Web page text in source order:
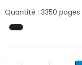
Quantité : 3350 pages